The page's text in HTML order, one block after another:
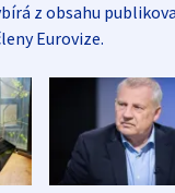
z obsahu
Eurovize.